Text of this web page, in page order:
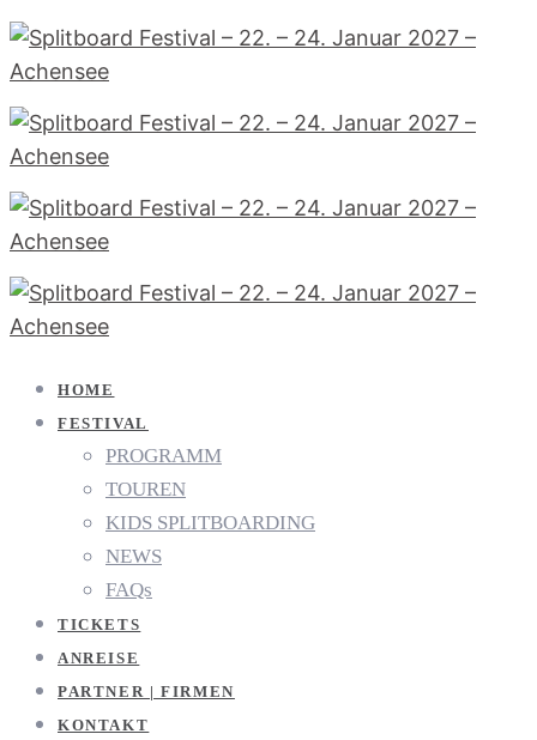
HOME
FESTIVAL
PROGRAMM
TOUREN
KIDS SPLITBOARDING
NEWS
FAQs
TICKETS
ANREISE
PARTNER | FIRMEN
KONTAKT